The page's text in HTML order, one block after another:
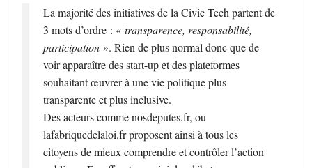
La majorité des initiatives de la Civic Tech partent de
3 mots d’ordre : «transparence, responsabilité,
participation ». Rien de plus normal donc que de
voir apparaître des start-up et des plateformes
souhaitant œuvrer à une vie politique plus
transparente et plus inclusive.
Des acteurs comme nosdeputes.fr, ou
lafabriquedelaloi.fr proposent ainsi à tous les
citoyens de mieux comprendre et contrôler l’action